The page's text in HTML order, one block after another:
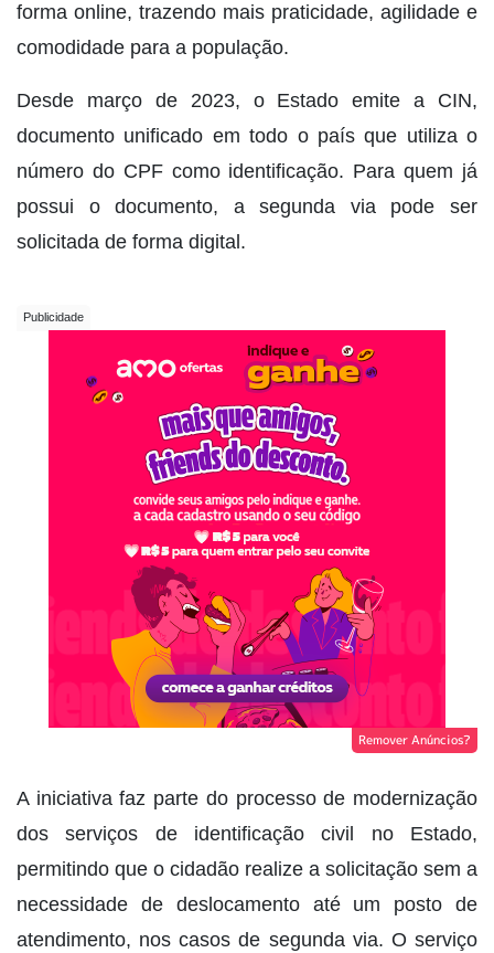
forma online, trazendo mais praticidade, agilidade e
comodidade para a população.
Desde março de 2023, o Estado emite a CIN,
documento unificado em todo o país que utiliza o
número do CPF como identificação. Para quem já
possui o documento, a segunda via pode ser
solicitada de forma digital.
Remover Anúncios?
A iniciativa faz parte do processo de modernização
dos serviços de identificação civil no Estado,
permitindo que o cidadão realize a solicitação sem a
necessidade de deslocamento até um posto de
atendimento, nos casos de segunda via. O serviço